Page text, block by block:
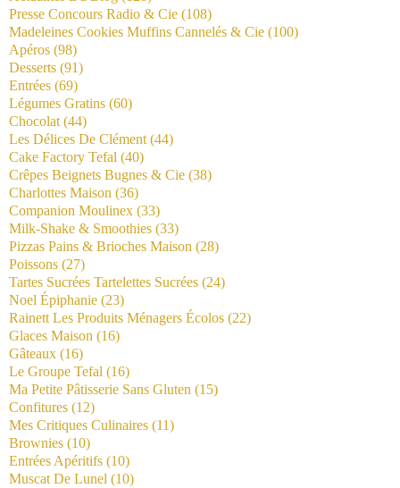
Presse Concours Radio & Cie (108)
Madeleines Cookies Muffins Cannelés & Cie (100)
Apéros (98)
Desserts (91)
Entrées (69)
Légumes Gratins (60)
Chocolat (44)
Les Délices De Clément (44)
Cake Factory Tefal (40)
Crêpes Beignets Bugnes & Cie (38)
Charlottes Maison (36)
Companion Moulinex (33)
Milk-Shake & Smoothies (33)
Pizzas Pains & Brioches Maison (28)
Poissons (27)
Tartes Sucrées Tartelettes Sucrées (24)
Noel Épiphanie (23)
Rainett Les Produits Ménagers Écolos (22)
Glaces Maison (16)
Gâteaux (16)
Le Groupe Tefal (16)
Ma Petite Pâtisserie Sans Gluten (15)
Confitures (12)
Mes Critiques Culinaires (11)
Brownies (10)
Entrées Apéritifs (10)
Muscat De Lunel (10)